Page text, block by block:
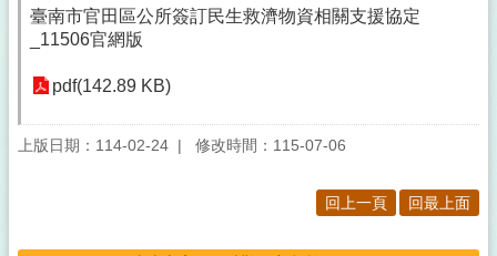
區
防
射
疫
臺南市官田區公所簽訂民生救濟物資相關支援協定
_11506官網版
pdf(142.89 KB)
上版日期：114-02-24 修改時間：115-07-06
回上一頁 回最上面